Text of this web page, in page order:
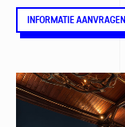
INFORMATIE AANVRAGEN